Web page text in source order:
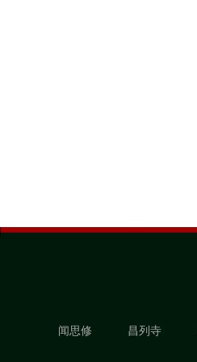
闻思修 昌列寺